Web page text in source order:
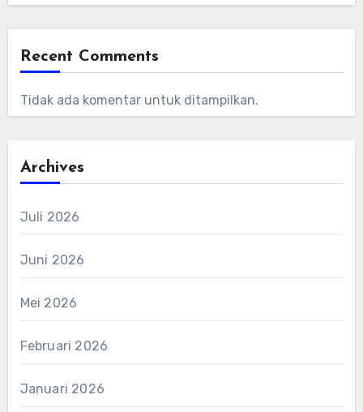
Recent Comments
Tidak ada komentar untuk ditampilkan.
Archives
Juli 2026
Juni 2026
Mei 2026
Februari 2026
Januari 2026